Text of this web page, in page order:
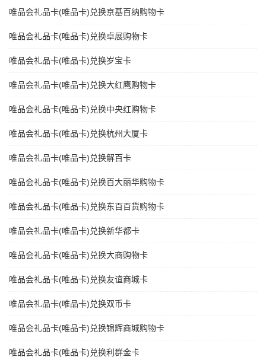
唯品会礼品卡(唯品卡)兑换京基百纳购物卡
唯品会礼品卡(唯品卡)兑换卓展购物卡
唯品会礼品卡(唯品卡)兑换岁宝卡
唯品会礼品卡(唯品卡)兑换大红鹰购物卡
唯品会礼品卡(唯品卡)兑换中央红购物卡
唯品会礼品卡(唯品卡)兑换杭州大厦卡
唯品会礼品卡(唯品卡)兑换解百卡
唯品会礼品卡(唯品卡)兑换百大丽华购物卡
唯品会礼品卡(唯品卡)兑换东百百货购物卡
唯品会礼品卡(唯品卡)兑换新华都卡
唯品会礼品卡(唯品卡)兑换大商购物卡
唯品会礼品卡(唯品卡)兑换友谊商城卡
唯品会礼品卡(唯品卡)兑换双币卡
唯品会礼品卡(唯品卡)兑换锦辉商城购物卡
唯品会礼品卡(唯品卡)兑换利群金卡